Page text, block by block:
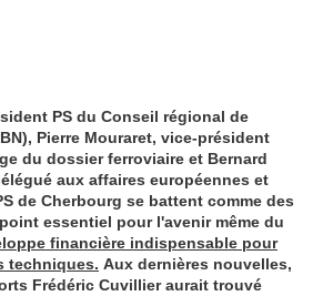
PS du Conseil régional de
Pierre Mouraret, vice-président
du dossier ferroviaire et Bernard
aux affaires européennes et
de Cherbourg se battent comme des
essentiel pour l'avenir même du
financière indispensable pour
techniques. Aux dernières nouvelles,
Frédéric Cuvillier aurait trouvé